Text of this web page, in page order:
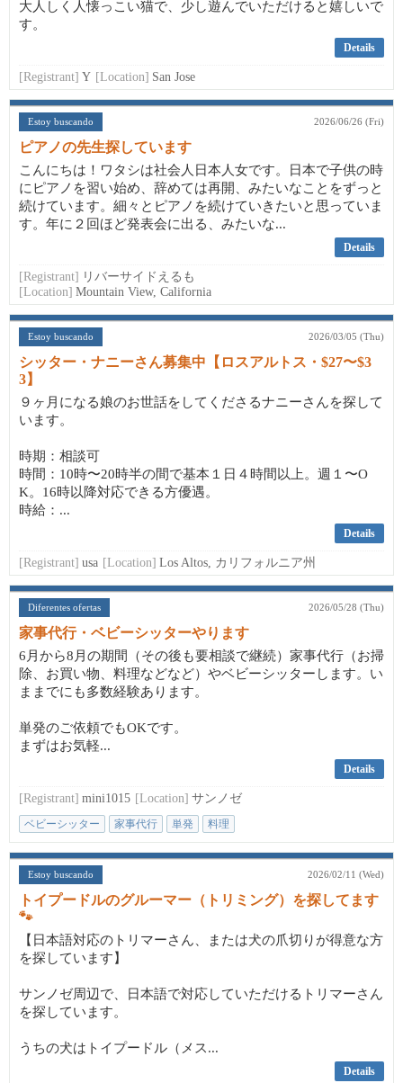
大人しく人懐っこい猫で、少し遊んでいただけると嬉しいで
す。
Details
[Registrant] Y [Location] San Jose
Estoy buscando 2026/06/26 (Fri)
ピアノの先生探しています
こんにちは！ワタシは社会人日本人女です。日本で子供の時
にピアノを習い始め、辞めては再開、みたいなことをずっと
続けています。細々とピアノを続けていきたいと思っていま
す。年に２回ほど発表会に出る、みたいな...
Details
[Registrant] リバーサイドえるも
[Location] Mountain View, California
Estoy buscando 2026/03/05 (Thu)
シッター・ナニーさん募集中【ロスアルトス・$27〜$3
3】
９ヶ月になる娘のお世話をしてくださるナニーさんを探して
います。
時期：相談可
時間：10時〜20時半の間で基本１日４時間以上。週１〜O
K。16時以降対応できる方優遇。
時給：...
Details
[Registrant] usa [Location] Los Altos, カリフォルニア州
Diferentes ofertas 2026/05/28 (Thu)
家事代行・ベビーシッターやります
6月から8月の期間（その後も要相談で継続）家事代行（お掃
除、お買い物、料理などなど）やベビーシッターします。い
ままでにも多数経験あります。
単発のご依頼でもOKです。
まずはお気軽...
Details
[Registrant] mini1015 [Location] サンノゼ
ベビーシッター 家事代行 単発 料理
Estoy buscando 2026/02/11 (Wed)
トイプードルのグルーマー（トリミング）を探してます
🐾
【日本語対応のトリマーさん、または犬の爪切りが得意な方
を探しています】
サンノゼ周辺で、日本語で対応していただけるトリマーさん
を探しています。
うちの犬はトイプードル（メス...
Details